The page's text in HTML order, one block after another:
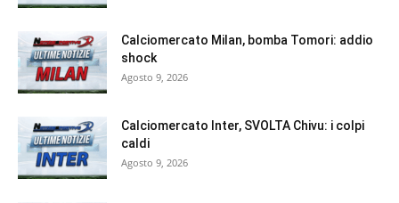
Calciomercato Milan, bomba Tomori: addio
shock
Agosto 9, 2026
Calciomercato Inter, SVOLTA Chivu: i colpi
caldi
Agosto 9, 2026